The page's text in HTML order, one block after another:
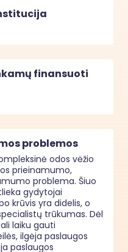
finansuoti
problemos
odos vėžio
prieinamumo,
problema. Šiuo
gydytojai
krūvis yra didelis, o
trūkumas. Dėl
laiku gauti
ilgėja paslaugos
paslaugos